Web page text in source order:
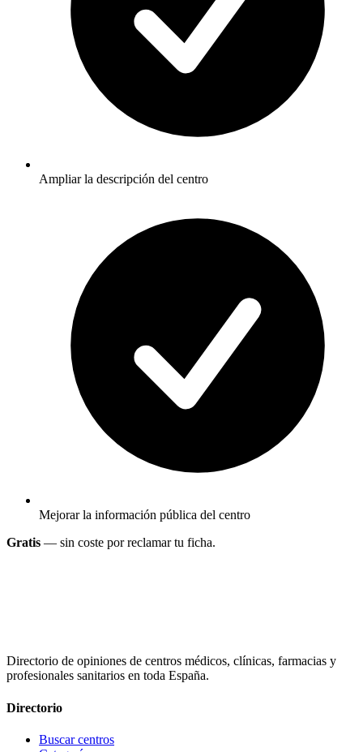
Ampliar la descripción del centro
Mejorar la información pública del centro
Gratis — sin coste por reclamar tu ficha.
Directorio de opiniones de centros médicos, clínicas, farmacias y
profesionales sanitarios en toda España.
Directorio
Buscar centros